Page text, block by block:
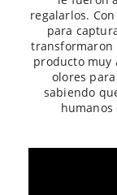
regalarlos.
para
transformaron
producto muy
olores
sabiendo
humanos